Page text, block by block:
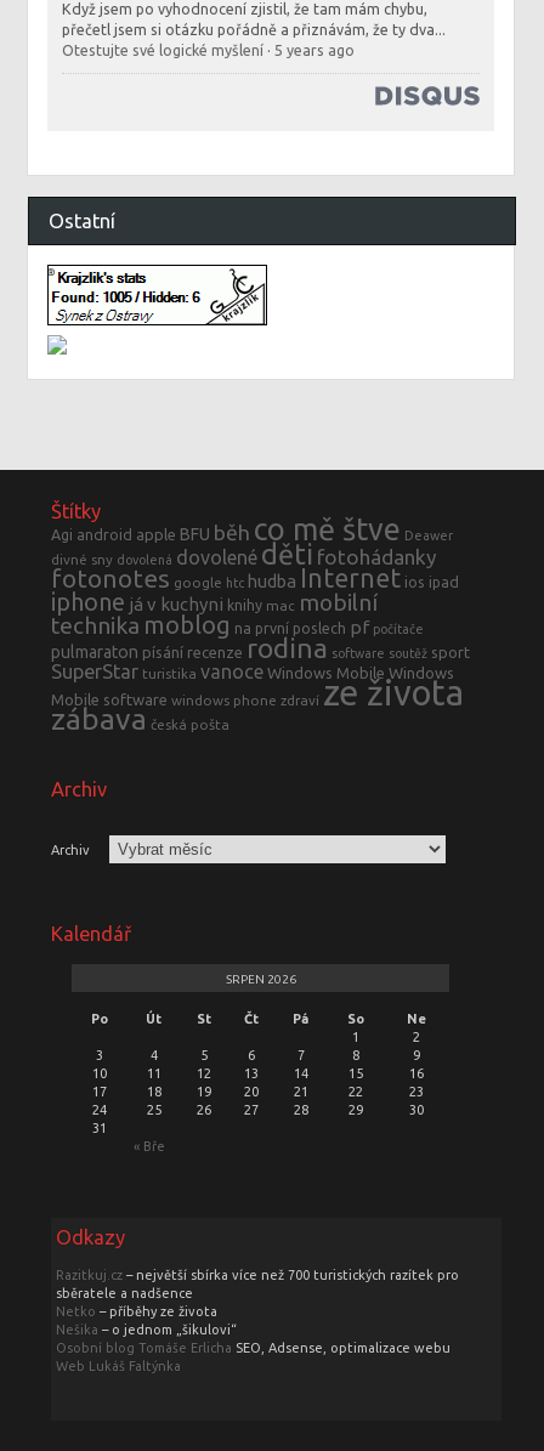
Když jsem po vyhodnocení zjistil, že tam mám chybu,
přečetl jsem si otázku pořádně a přiznávám, že ty dva...
Otestujte své logické myšlení · 5 years ago
Ostatní
Štítky
Agi android apple BFU běh co mě štve Deawer
divné sny dovolená dovolené děti fotohádanky
fotonotes google htc hudba Internet ios ipad
iphone já v kuchyni knihy mac mobilní
technika moblog na první poslech pf počítače
pulmaraton písání recenze rodina software soutěž sport
SuperStar turistika vanoce Windows Mobile Windows
Mobile software windows phone zdraví ze života
zábava česká pošta
Archiv
Archiv
Kalendář
SRPEN 2026
Po Út St Čt Pá So Ne
« Bře
1
2
3
4 5 6 7 8
9
10
11 12 13 14 15
16
17
18 19 20 21 22
23
24
25 26 27 28 29
30
31
Odkazy
Razitkuj.cz– největší sbírka více než 700 turistických razítek pro
sběratele a nadšence
Netko – příběhy ze života
Nešika – o jednom „šikulovi“
Osobní blog Tomáše Erlicha SEO, Adsense, optimalizace webu
Web Lukáš Faltýnka